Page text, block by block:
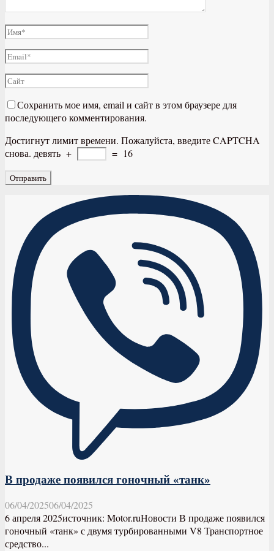
Сохранить мое имя, email и сайт в этом браузере для
последующего комментирования.
Достигнут лимит времени. Пожалуйста, введите CAPTCHA
снова. девять + = 16
В продаже появился гоночный «танк»
06/04/202506/04/2025
6 апреля 2025источник: Motor.ruНовости В продаже появился
гоночный «танк» с двумя турбированными V8 Транспортное
средство...